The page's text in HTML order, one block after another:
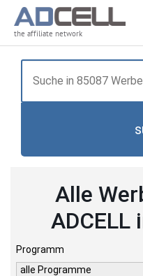
the affiliate network
Alle
ADCELL
Programm
alle Programme